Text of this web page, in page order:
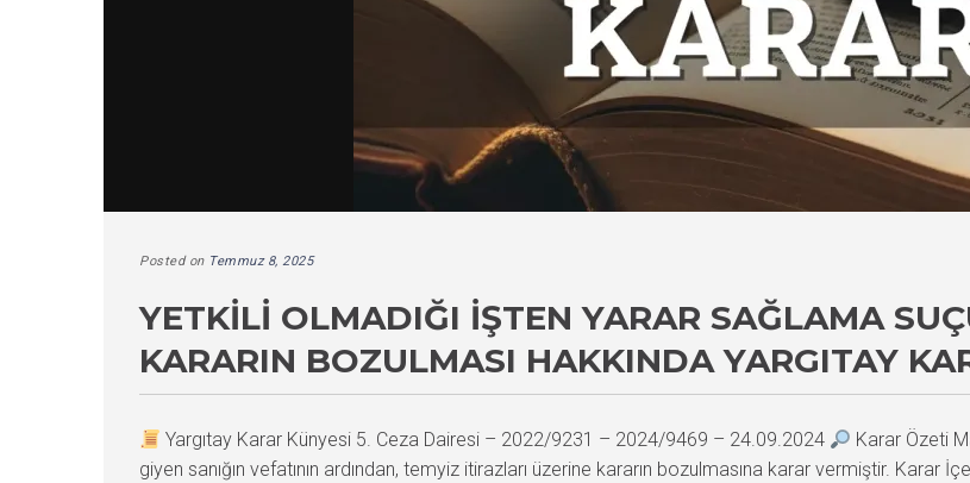
Posted on Temmuz 8, 2025
YETKILI OLMADIĞI İŞTEN YARAR SAĞLAMA
KARARIN BOZULMASI HAKKINDA YARGITAY
Yargıtay Karar Künyesi 5. Ceza Dairesi – 2022/9231 – 2024/9469 – 24.09.2024
Karar Özeti
giyen sanığın vefatının ardından, temyiz itirazları üzerine kararın bozulmasına karar vermiştir.